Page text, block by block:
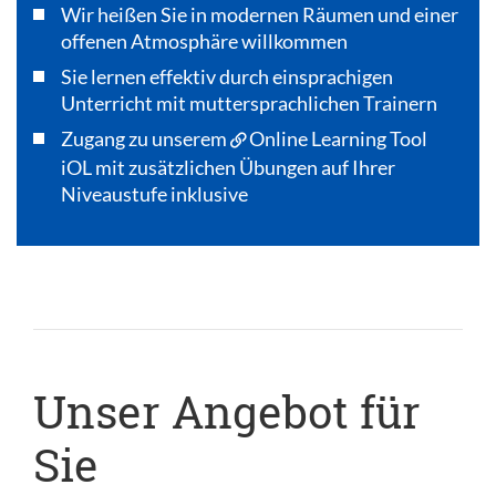
Wir heißen Sie in modernen Räumen und einer
offenen Atmosphäre willkommen
Sie lernen effektiv durch einsprachigen
Unterricht mit muttersprachlichen Trainern
Zugang zu unserem
Online Learning Tool
iOLmit zusätzlichen Übungen auf Ihrer
Niveaustufe inklusive
Unser Angebot für
Sie